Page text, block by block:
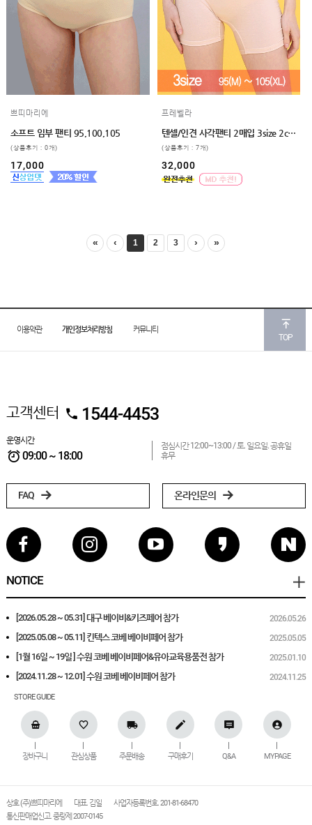
쁘띠마리에
소프트 임부 팬티 95,100,105
(상품후기 : 0개)
17,000
프레벨라
텐셀/인견 사각팬티 2매입 3size 2color
(상품후기 : 7개)
32,000
« ‹ 1 2 3 › »
이용약관 개인정보처리방침 커뮤니티
TOP
고객센터 1544-4453
운영시간
09:00 ~ 18:00
점심시간 12:00~13:00 /토. 일요일. 공휴일
휴무
FAQ 온라인문의
NOTICE
[2026.05.28 ~ 05.31] 대구 베이비&키즈페어 참가 2026.05.26
[2025.05.08 ~ 05.11] 킨텍스 코베 베이비페어 참가 2025.05.05
[1월 16일 ~ 19일 ] 수원 코베 베이비페어&유아교육용품전 참가 2025.01.10
[2024.11.28 ~ 12.01] 수원 코베 베이비페어 참가
2024.11.25
STORE GUIDE
장바구니 관심상품 주문배송 구매후기 Q&A MYPAGE
상호 (주)쁘띠마리에 대표. 김일
사업자등록번호. 201-81-68470
통신판매업신고. 중랑제 2007-0145